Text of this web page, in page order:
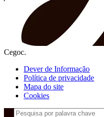
Cegoc.
Dever de Informação
Política de privacidade
Mapa do site
Cookies